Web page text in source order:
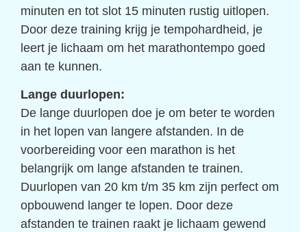
minuten en tot slot 15 minuten rustig uitlopen.
Door deze training krijg je tempohardheid, je
leert je lichaam om het marathontempo goed
aan te kunnen.
Lange duurlopen:
De lange duurlopen doe je om beter te worden
in het lopen van langere afstanden. In de
voorbereiding voor een marathon is het
belangrijk om lange afstanden te trainen.
Duurlopen van 20 km t/m 35 km zijn perfect om
opbouwend langer te lopen. Door deze
afstanden te trainen raakt je lichaam gewend